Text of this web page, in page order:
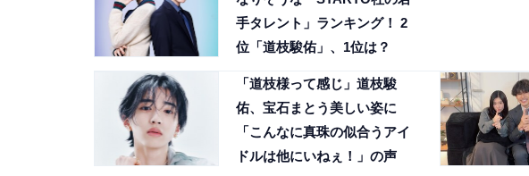
手タレント」ランキング！ 2
位「道枝駿佑」、1位は？
「道枝様って感じ」道枝駿
佑、宝石まとう美しい姿に
「こんなに真珠の似合うアイ
ドルは他にいねぇ！」の声